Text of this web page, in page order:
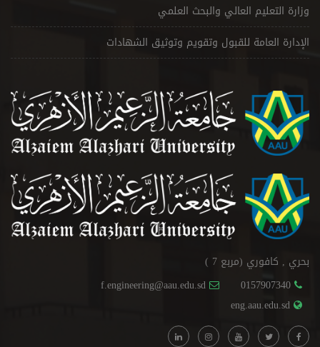
وزارة التعليم العالي والبحث العلمي
الإدارة العامة للقبول وتقويم وتوثيق الشهادات
بحري , كافوري (مربع 7 )
0157907340
f.engineering@aau.edu.sd
eng.aau.edu.sd